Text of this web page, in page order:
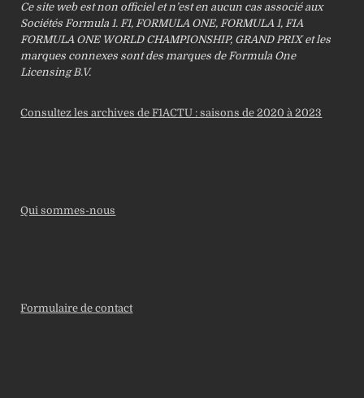
Ce site web est non officiel et n’est en aucun cas associé aux
Sociétés Formula 1. F1, FORMULA ONE, FORMULA 1, FIA
FORMULA ONE WORLD CHAMPIONSHIP, GRAND PRIX et les
marques connexes sont des marques de Formula One
Licensing B.V.
Consultez les archives de F1ACTU : saisons de 2020 à 2023
Qui sommes-nous
Formulaire de contact